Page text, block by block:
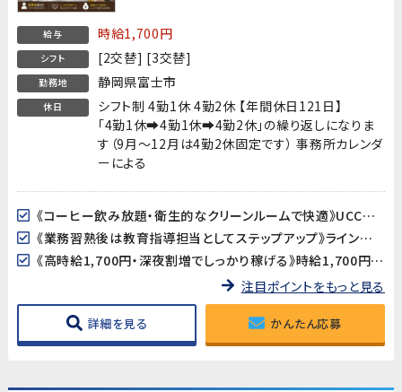
給与 時給1,700円
シフト [2交替] [3交替]
勤務地 静岡県富士市
休日
シフト制 4勤1休 4勤2休 【年間休日121日】
「4勤1休➡4勤1休➡4勤2休」の繰り返しになりま
す（9月～12月は4勤2休固定です） 事務所カレンダ
ーによる
《コーヒー飲み放題・衛生的なクリーンルームで快適》UCCの食品工場で、休憩時間にコーヒーが飲み放題！クリーンルーム（フル装備）・全体空調完備の清潔で快適な環境で働けます。
《業務習熟後は教育指導担当としてステップアップ》ライン作業を覚えた後は、当社スタッフや協力会社の作業者への教育・指導もお任せします。リーダー・指導者としてのキャリアを積みたい方に最適なポジションです。
《高時給1,700円・深夜割増でしっかり稼げる》時給1,700円に残業・深夜手当加算➡月収37万円以上可能!
注目ポイントをもっと見る
詳細を見る かんたん応募